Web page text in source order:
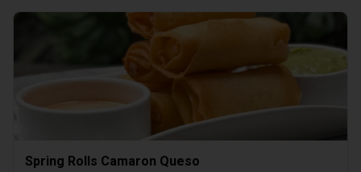
Spring Rolls Camaron Queso